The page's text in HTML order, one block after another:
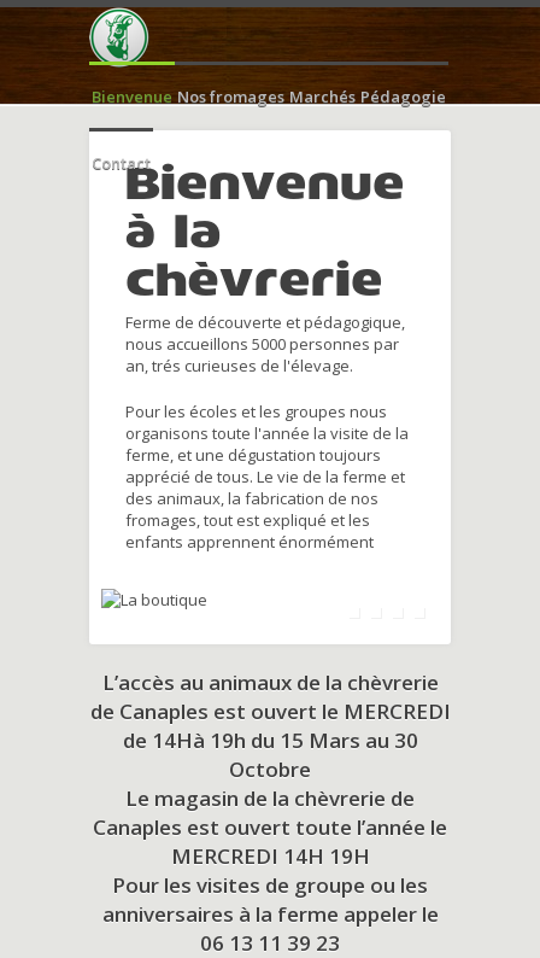
Bienvenue Nos fromages Marchés Pédagogie
ContactBienvenue
à la
chèvrerie
Ferme de découverte et pédagogique,
nous accueillons 5000 personnes par
an, trés curieuses de l'élevage.
Pour les écoles et les groupes nous
organisons toute l'année la visite de la
ferme, et une dégustation toujours
apprécié de tous. Le vie de la ferme et
des animaux, la fabrication de nos
fromages, tout est expliqué et les
enfants apprennent énormément
L’accès au animaux de la chèvrerie
de Canaples est ouvert le MERCREDI
de 14Hà 19h du 15 Mars au 30
Octobre
Le magasin de la chèvrerie de
Canaples est ouvert toute l’année le
MERCREDI 14H 19H
Pour les visites de groupe ou les
anniversaires à la ferme appeler le
06 13 11 39 23